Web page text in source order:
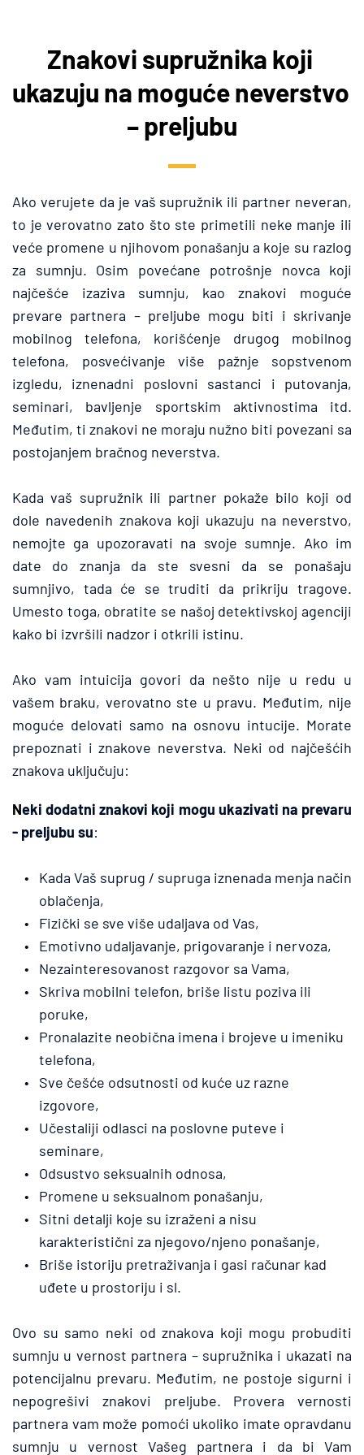
Znakovi supružnika koji
ukazuju na moguće neverstvo
– preljubu
Ako verujete da je vaš supružnik ili partner neveran,
to je verovatno zato što ste primetili neke manje ili
veće promene u njihovom ponašanju a koje su razlog
za sumnju. Osim povećane potrošnje novca koji
najčešće izaziva sumnju, kao znakovi moguće
prevare partnera – preljube mogu biti i skrivanje
mobilnog telefona, korišćenje drugog mobilnog
telefona, posvećivanje više pažnje sopstvenom
izgledu, iznenadni poslovni sastanci i putovanja,
seminari, bavljenje sportskim aktivnostima itd.
Međutim, ti znakovi ne moraju nužno biti povezani sa
postojanjem bračnog neverstva.
Kada vaš supružnik ili partner pokaže bilo koji od
dole navedenih znakova koji ukazuju na neverstvo,
nemojte ga upozoravati na svoje sumnje. Ako im
date do znanja da ste svesni da se ponašaju
sumnjivo, tada će se truditi da prikriju tragove.
Umesto toga, obratite se našoj detektivskoj agenciji
kako bi izvršili nadzor i otkrili istinu.
Ako vam intuicija govori da nešto nije u redu u
vašem braku, verovatno ste u pravu. Međutim, nije
moguće delovati samo na osnovu intucije. Morate
prepoznati i znakove neverstva. Neki od najčešćih
znakova uključuju:
Neki dodatni znakovi koji mogu ukazivati na prevaru
- preljubu su:
Kada Vaš suprug / supruga iznenada menja način
oblačenja,
Fizički se sve više udaljava od Vas,
Emotivno udaljavanje, prigovaranje i nervoza,
Nezainteresovanost razgovor sa Vama,
Skriva mobilni telefon, briše listu poziva ili
poruke,
Pronalazite neobična imena i brojeve u imeniku
telefona,
Sve češće odsutnosti od kuće uz razne
izgovore,
Učestaliji odlasci na poslovne puteve i
seminare,
Odsustvo seksualnih odnosa,
Promene u seksualnom ponašanju,
Sitni detalji koje su izraženi a nisu
karakteristični za njegovo/njeno ponašanje,
Briše istoriju pretraživanja i gasi računar kad
uđete u prostoriju i sl.
Ovo su samo neki od znakova koji mogu probuditi
sumnju u vernost partnera – supružnika i ukazati na
potencijalnu prevaru. Međutim, ne postoje sigurni i
nepogrešivi znakovi preljube. Provera vernosti
partnera vam može pomoći ukoliko imate opravdanu
sumnju u vernost Vašeg partnera i da bi Vam